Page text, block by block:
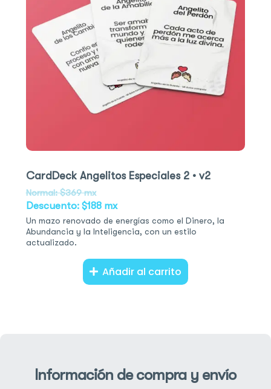
CardDeck Angelitos Especiales 2 • v2
Normal: $369 mx
Descuento: $188 mx
Un mazo renovado de energías como el Dinero, la
Abundancia y la Inteligencia, con un estilo
actualizado.
Añadir al carrito
Información de compra y envío